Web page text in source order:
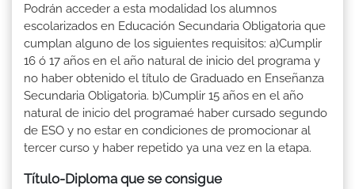
Podrán acceder a esta modalidad los alumnos
escolarizados en Educación Secundaria Obligatoria que
cumplan alguno de los siguientes requisitos: a)Cumplir
16 ó 17 años en el año natural de inicio del programa y
no haber obtenido el título de Graduado en Enseñanza
Secundaria Obligatoria. b)Cumplir 15 años en el año
natural de inicio del programaé haber cursado segundo
de ESO y no estar en condiciones de promocionar al
tercer curso y haber repetido ya una vez en la etapa.
Título-Diploma que se consigue